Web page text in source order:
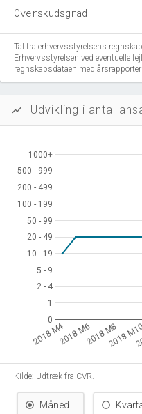
Overskudsgrad
Tal fra erhvervsstyrelsens
Erhvervsstyrelsen ved eventuelle
regnskabsdataen med
show_chart Udvikling i antal
2018 M42018 M62018 M8
2018
0
0
11
2 - 4
2 - 4
5 - 9
5 - 9
10 - 19
10 - 19
20 - 49
20 - 49
50 - 99
50 - 99
100 - 199
100 - 199
200 - 499
200 - 499
500 - 999
500 - 999
1000+
1000+
Kilde: Udtræk fra CVR.
Måned